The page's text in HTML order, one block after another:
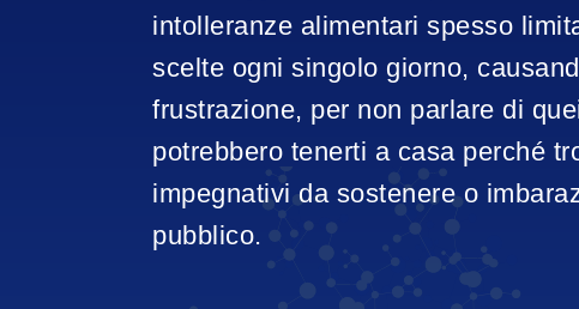
intolleranze alimentari spesso
scelte ogni singolo giorno,
frustrazione, per non parlare di
potrebbero tenerti a casa perché
impegnativi da sostenere o
pubblico.